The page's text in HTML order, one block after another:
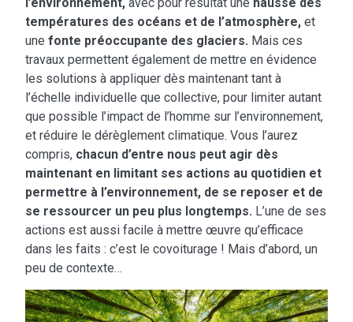
températures des océans et de l’atmosphère, et
unefonte préoccupante des glaciers. Mais ces
travaux permettent également de mettre en évidence
les solutions à appliquer dès maintenant tant à
l’échelle individuelle que collective, pour limiter autant
que possible l’impact de l’homme sur l’environnement,
et réduire le dérèglement climatique. Vous l’aurez
compris, chacun d’entre nous peut agir dès
maintenant en limitant ses actions au quotidien et
permettre à l’environnement, de se reposer et de
se ressourcer un peu plus longtemps. L’une de ses
actions est aussi facile à mettre œuvre qu’efficace
dans les faits : c’est le covoiturage ! Mais d’abord, un
peu de contexte…